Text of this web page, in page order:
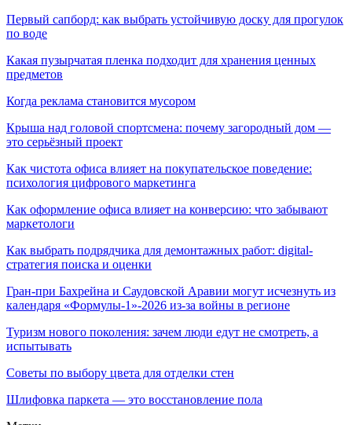
Первый сапборд: как выбрать устойчивую доску для прогулок
по воде
Какая пузырчатая пленка подходит для хранения ценных
предметов
Когда реклама становится мусором
Крыша над головой спортсмена: почему загородный дом —
это серьёзный проект
Как чистота офиса влияет на покупательское поведение:
психология цифрового маркетинга
Как оформление офиса влияет на конверсию: что забывают
маркетологи
Как выбрать подрядчика для демонтажных работ: digital-
стратегия поиска и оценки
Гран-при Бахрейна и Саудовской Аравии могут исчезнуть из
календаря «Формулы-1»-2026 из-за войны в регионе
Туризм нового поколения: зачем люди едут не смотреть, а
испытывать
Советы по выбору цвета для отделки стен
Шлифовка паркета — это восстановление пола